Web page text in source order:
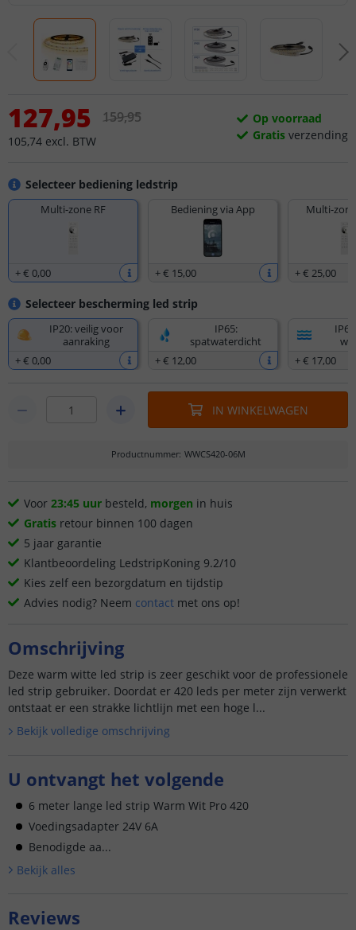
Selecteer bediening ledstrip
Multi-zone RF
+€ 0,00
Bediening via App
+€ 15,00
Multi-
+€ 25,00
Selecteer bescherming led strip
IP20: veilig voor
aanraking
+€ 0,00
IP65:
spatwaterdicht
+€ 12,00
+€ 17,00
127,95
105,74 excl. BTW
159,95
Op voorraad
Gratis verzending
IN WINKELWAGEN
Productnummer: WWCS420-06M
Voor 23:45 uur besteld, morgen in huis
Gratis retour binnen 100 dagen
5 jaar garantie
Klantbeoordeling LedstripKoning 9.2/10
Kies zelf een bezorgdatum en tijdstip
Advies nodig? Neem contact met ons op!
Omschrijving
Deze warm witte led strip is zeer geschikt voor de professionele
led strip gebruiker. Doordat er 420 leds per meter zijn verwerkt
ontstaat er een strakke lichtlijn met een hoge l...
Bekijk volledige omschrijving
U ontvangt het volgende
6 meter lange led strip Warm Wit Pro 420
Voedingsadapter 24V 6A
Benodigde aa...
Bekijk alles
Reviews